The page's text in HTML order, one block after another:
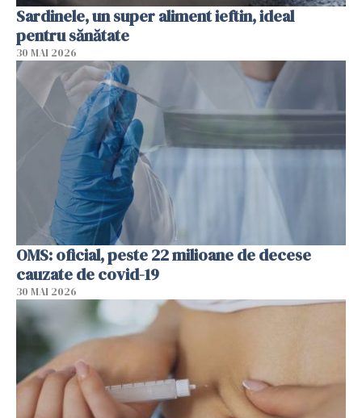
Sardinele, un super aliment ieftin, ideal
pentru sănătate
30 MAI 2026
OMS: oficial, peste 22 milioane de decese
cauzate de covid-19
30 MAI 2026